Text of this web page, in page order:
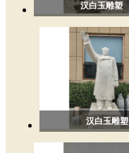
汉白玉雕塑
汉白玉雕塑